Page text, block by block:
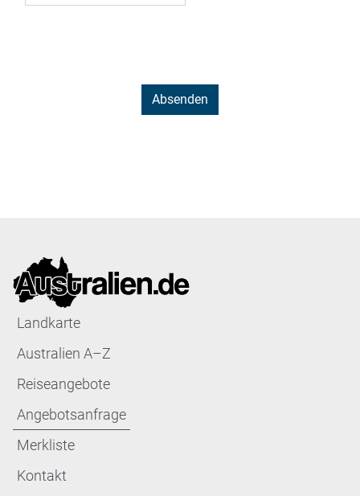
Landkarte
Australien A–Z
Reiseangebote
Angebotsanfrage
Merkliste
Kontakt